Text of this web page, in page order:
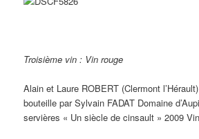
Troisième vin : Vin rouge
Alain et Laure ROBERT (Clermont
bouteille par Sylvain FADAT Domaine
servières « Un siècle de cinsault » 2009